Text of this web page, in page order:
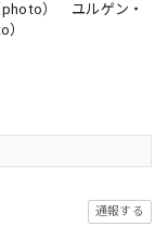
） ユルゲン・
通報する